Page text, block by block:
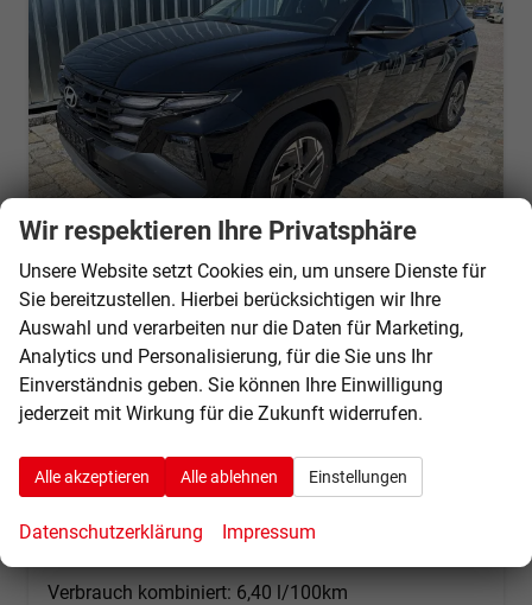
Hyundai TUCSON
unverbindliche Lieferzeit: Sofort Neuwagen mit Tageszulassung
Fahrzeugnr. 68334 Getriebe Schalt. 6-Gang
118 kW (160 PS)
50 km
23.12.2025
28.740,– €
Verbrauch kombiniert: 6,40 l/100km
Wir respektieren Ihre Privatsphäre
Unsere Website setzt Cookies ein, um unsere Dienste für
Sie bereitzustellen. Hierbei berücksichtigen wir Ihre
Auswahl und verarbeiten nur die Daten für Marketing,
Analytics und Personalisierung, für die Sie uns Ihr
Einverständnis geben. Sie können Ihre Einwilligung
jederzeit mit Wirkung für die Zukunft widerrufen.
Alle akzeptieren Alle ablehnen Einstellungen
Datenschutzerklärung Impressum